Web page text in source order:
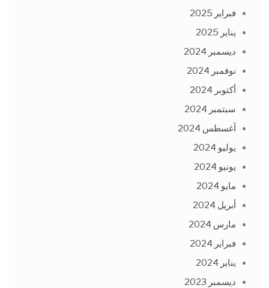
فبراير 2025
يناير 2025
ديسمبر 2024
نوفمبر 2024
أكتوبر 2024
سبتمبر 2024
أغسطس 2024
يوليو 2024
يونيو 2024
مايو 2024
أبريل 2024
مارس 2024
فبراير 2024
يناير 2024
ديسمبر 2023